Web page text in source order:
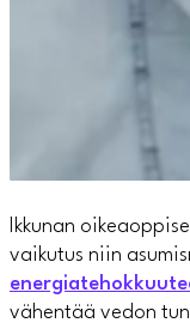
Ikkunan
vaikutus niin
vähentää vedon